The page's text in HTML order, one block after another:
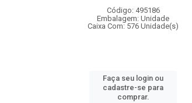
Código: 495186
Embalagem: Unidade
Caixa Com: 576 Unidade(s)
Faça seu login ou
cadastre-se para
comprar.